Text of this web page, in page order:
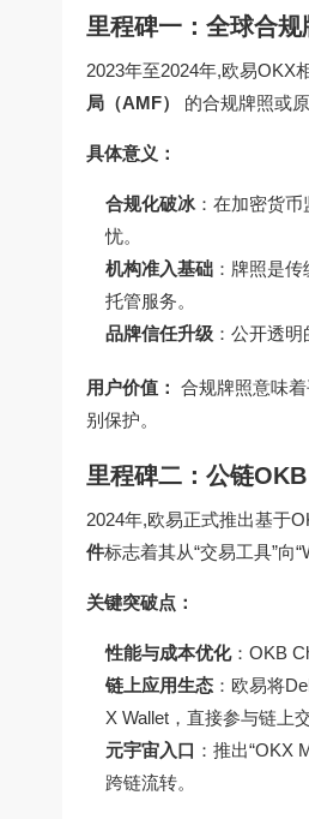
里程碑一：全球合
2023年至2024年,欧易OKX
局（AMF）
的合规牌照或
具体意义：
合规化破冰 ：在加密货
忧。
机构准入基础 ：牌照是
托管服务。
品牌信任升级 ：公开透
用户价值： 合规牌照意味
别保护。
里程碑二：公链
2024年,欧易正式推出基于
件标志着其从“交易工具”向
关键突破点：
性能与成本优化：OKB
链上应用生态 ：欧易将
X Wallet，直接参与链上交
元宇宙入口 ：推出“OKX
跨链流转。